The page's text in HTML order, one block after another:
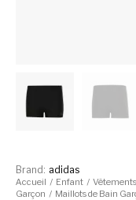
Accueil / Enfant /
Garçon / Maillots de Bain
Brand: adidas